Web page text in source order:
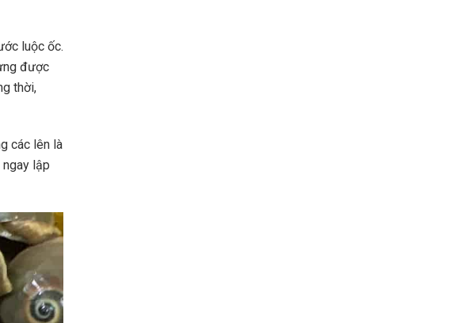
luộc ốc.
được
thời,
các lên là
lập